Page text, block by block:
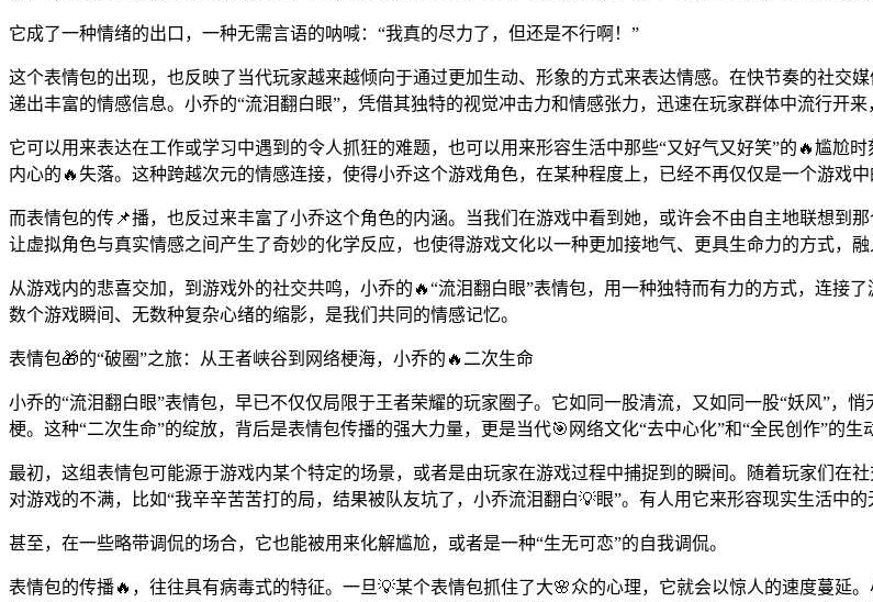
它成了一种情绪的出口，一种无需言语的呐喊：“我真的尽力了，但还是不行啊！”
这个表情包的出现，也反映了当代玩家越来越倾向于通过更加生动、形象的方式来表达情感。在快节奏的社交
递出丰富的情感信息。小乔的“流泪翻白眼”，凭借其独特的视觉冲击力和情感张力，迅速在玩家群体中流行开来
它可以用来表达在工作或学习中遇到的令人抓狂的难题，也可以用来形容生活中那些“又好气又好笑”的🔥尴尬
内心的🔥失落。这种跨越次元的情感连接，使得小乔这个游戏角色，在某种程度上，已经不再仅仅是一个游戏
而表情包的传📌播，也反过来丰富了小乔这个角色的内涵。当我们在游戏中看到她，或许会不由自主地联想到
让虚拟角色与真实情感之间产生了奇妙的化学反应，也使得游戏文化以一种更加接地气、更具生命力的方式，融
从游戏内的悲喜交加，到游戏外的社交共鸣，小乔的🔥“流泪翻白眼”表情包，用一种独特而有力的方式，连接
数个游戏瞬间、无数种复杂心绪的缩影，是我们共同的情感记忆。
表情包🎁的“破圈”之旅：从王者峡谷到网络梗海，小乔的🔥二次生命
小乔的“流泪翻白眼”表情包，早已不仅仅局限于王者荣耀的玩家圈子。它如同一股清流，又如同一股“妖风”，
梗。这种“二次生命”的绽放，背后是表情包传播的强大力量，更是当代🎯网络文化“去中心化”和“全民创作”的生
最初，这组表情包可能源于游戏内某个特定的场景，或者是由玩家在游戏过程中捕捉到的瞬间。随着玩家们在
对游戏的不满，比如“我辛辛苦苦打的局，结果被队友坑了，小乔流泪翻白💡眼”。有人用它来形容现实生活中
甚至，在一些略带调侃的场合，它也能被用来化解尴尬，或者是一种“生无可恋”的自我调侃。
表情包的传播🔥，往往具有病毒式的特征。一旦💡某个表情包抓住了大🌸众的心理，它就会以惊人的速度蔓延